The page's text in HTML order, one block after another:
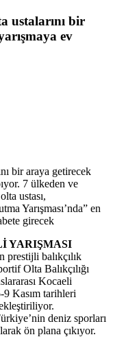
ustalarını bir
ev
bir araya getirecek
7 ülkeden ve
ustası,
Yarışması’nda” en
girecek
YARIŞMASI
balıkçılık
Olta Balıkçılığı
Kocaeli
9 Kasım tarihleri
deniz sporları
ön plana çıkıyor.